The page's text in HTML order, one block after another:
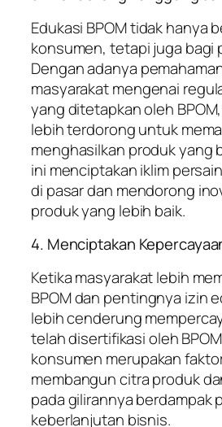
Edukasi BPOM tidak hanya
konsumen, tetapi juga bagi
Dengan adanya
masyarakat mengenai
yang ditetapkan oleh
lebih terdorong untuk
menghasilkan produk yang
ini menciptakan iklim
di pasar dan mendorong
produk yang lebih baik.
4. Menciptakan
Ketika masyarakat lebih
BPOM dan pentingnya izin
lebih cenderung
telah disertifikasi oleh
konsumen merupakan
membangun citra produk
pada gilirannya berdampak
keberlanjutan bisnis.